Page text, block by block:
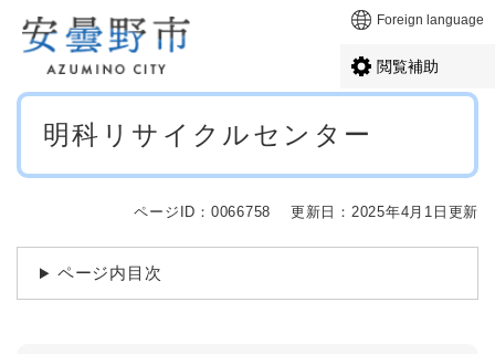
メニューを飛ばして本文へ Foreign language
閲覧補助
本
明科リサイクルセンター
ページID：0066758 更新日：2025年4月1日更新
ページ内目次